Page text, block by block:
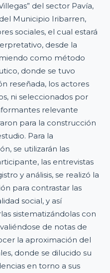
del sector Pavía,
Municipio Iribarren,
sociales, el cual estará
desde la
como método
donde se tuvo
reseñada, los actores
ni seleccionados por
relevante
para la construcción
Para la
se utilizarán las
las entrevistas
y análisis, se realizó la
para contrastar las
social, y así
sistematizándolas con
de notas de
la aproximación del
donde se dilucido su
en torno a sus